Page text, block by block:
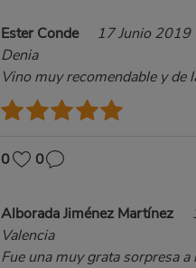
Ester Conde
17 Junio 2019
Denia
Vino muy recomendable y de
0 0
Alborada Jiménez Martínez
Valencia
Fue una muy grata sorpresa